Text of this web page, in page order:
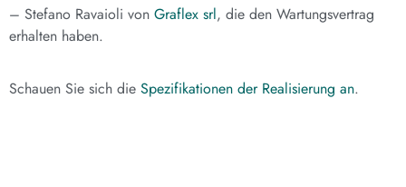
– Stefano Ravaioli von Graflex srl, die den Wartungsvertrag
erhalten haben.
Schauen Sie sich die Spezifikationen der Realisierung an.